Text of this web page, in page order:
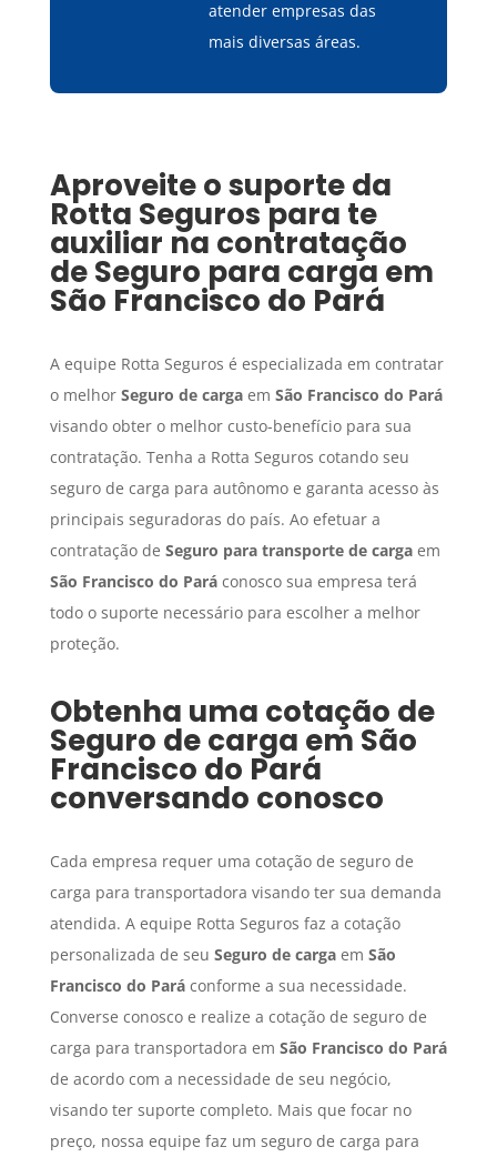
atender empresas das
mais diversas áreas.
Aproveite o suporte da
Rotta Seguros para te
auxiliar na contratação
deSeguro para carga em
São Francisco do Pará
A equipe Rotta Seguros é especializada em contratar
o melhor Seguro de cargaem São Francisco do Pará
visando obter o melhor custo-benefício para sua
contratação. Tenha a Rotta Seguros cotando seu
seguro de carga para autônomo e garanta acesso às
principais seguradoras do país. Ao efetuar a
contratação de Seguro para transporte de cargaem
São Francisco do Paráconosco sua empresa terá
todo o suporte necessário para escolher a melhor
proteção.
Obtenha uma cotação de
Seguro de carga em São
Francisco do Pará
conversando conosco
Cada empresa requer uma cotação de seguro de
carga para transportadora visando ter sua demanda
atendida. A equipe Rotta Seguros faz a cotação
personalizada de seu Seguro de cargaem São
Francisco do Paráconforme a sua necessidade.
Converse conosco e realize a cotação de seguro de
carga para transportadora em São Francisco do Pará
de acordo com a necessidade de seu negócio,
visando ter suporte completo. Mais que focar no
preço, nossa equipe faz um seguro de carga para